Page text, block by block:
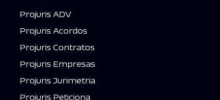
Projuris ADV
Projuris Acordos
Projuris Contratos
Projuris Empresas
Projuris Jurimetria
Projuris Peticiona